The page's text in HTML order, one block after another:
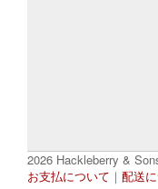
2026 Hackleberry &
お支払について ｜ 配送